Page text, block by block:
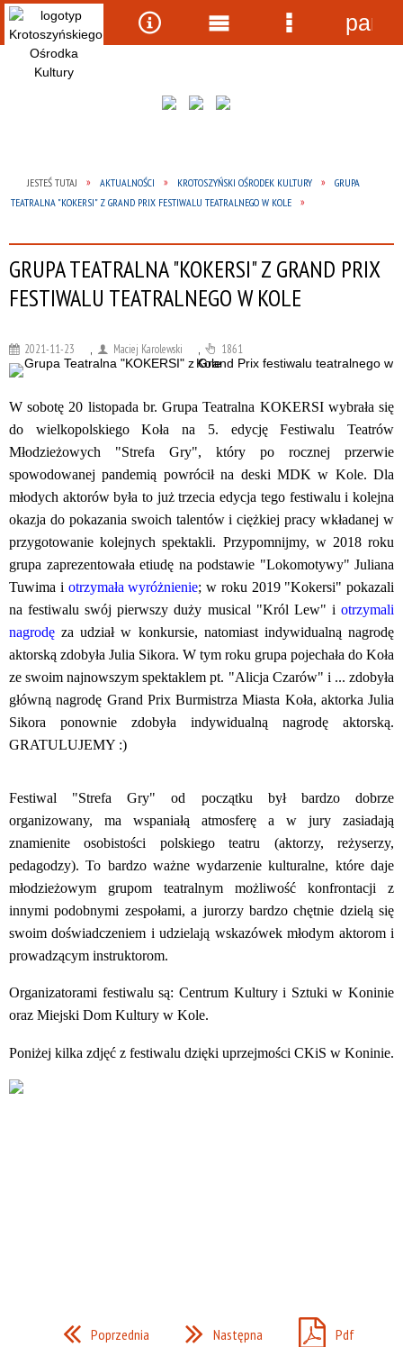
JESTEŚ TUTAJ AKTUALNOŚCI KROTOSZYŃSKI OŚRODEK KULTURY
GRUPA
TEATRALNA "KOKERSI" Z GRAND PRIX FESTIWALU TEATRALNEGO W KOLE
GRUPA TEATRALNA "KOKERSI" Z GRAND PRIX
FESTIWALU TEATRALNEGO W KOLE
2021-11-23 Maciej Karolewski 1861
W sobotę 20 listopada br. Grupa Teatralna KOKERSI wybrała się
do wielkopolskiego Koła na 5. edycję Festiwalu Teatrów
Młodzieżowych "Strefa Gry", który po rocznej przerwie
spowodowanej pandemią powrócił na deski MDK w Kole. Dla
młodych aktorów była to już trzecia edycja tego festiwalu i kolejna
okazja do pokazania swoich talentów i ciężkiej pracy wkładanej w
przygotowanie kolejnych spektakli. Przypomnijmy, w 2018 roku
grupa zaprezentowała etiudę na podstawie "Lokomotywy" Juliana
Tuwima i otrzymała wyróżnienie; w roku 2019 "Kokersi" pokazali
na festiwalu swój pierwszy duży musical "Król Lew" i otrzymali
nagrodę za udział w konkursie, natomiast indywidualną nagrodę
aktorską zdobyła Julia Sikora. W tym roku grupa pojechała do Koła
ze swoim najnowszym spektaklem pt. "Alicja Czarów" i ... zdobyła
główną nagrodę Grand Prix Burmistrza Miasta Koła, aktorka Julia
Sikora ponownie zdobyła indywidualną nagrodę aktorską.
GRATULUJEMY :)
Festiwal "Strefa Gry" od początku był bardzo dobrze
organizowany, ma wspaniałą atmosferę a w jury zasiadają
znamienite osobistości polskiego teatru (aktorzy, reżyserzy,
pedagodzy). To bardzo ważne wydarzenie kulturalne, które daje
młodzieżowym grupom teatralnym możliwość konfrontacji z
innymi podobnymi zespołami, a jurorzy bardzo chętnie dzielą się
swoim doświadczeniem i udzielają wskazówek młodym aktorom i
prowadzącym instruktorom.
Organizatorami festiwalu są: Centrum Kultury i Sztuki w Koninie
oraz Miejski Dom Kultury w Kole.
Poniżej kilka zdjęć z festiwalu dzięki uprzejmości CKiS w Koninie.
Poprzednia Następna Pdf
Wyszukiwarka
Narzędzia
Menu Menu
panel